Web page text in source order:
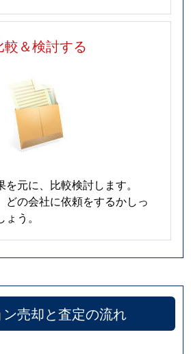
較＆検討する
元に、比較検討します。
どの会社に依頼をするかしっ
う。
売却と査定の流れ